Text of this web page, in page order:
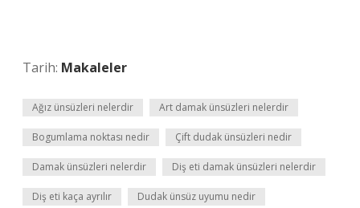
Tarih: Makaleler
Ağız ünsüzleri nelerdir Art damak ünsüzleri nelerdir
Bogumlama noktası nedir Çift dudak ünsüzleri nedir
Damak ünsüzleri nelerdir Diş eti damak ünsüzleri nelerdir
Diş eti kaça ayrılır Dudak ünsüz uyumu nedir